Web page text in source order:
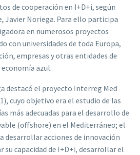
de cooperación en I+D+i, según
Javier Noriega. Para ello participa
en numerosos proyectos
con universidades de toda Europa,
empresas y otras entidades de
azul.
destacó el proyecto Interreg Med
cuyo objetivo era el estudio de las
más adecuadas para el desarrollo de
(offshore) en el Mediterráneo; el
desarrollar acciones de innovación
capacidad de I+D+i, desarrollar el